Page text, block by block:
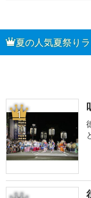
夏の人気夏祭り
1